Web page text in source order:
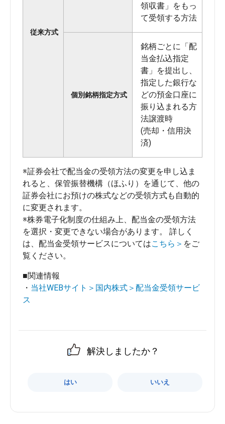
従来方式
領収書」をもっ
て受領する方法
個別銘柄指定方式
銘柄ごとに「配
当金払込指定
書」を提出し、
指定した銀行な
どの預金口座に
振り込まれる方
法譲渡時
(売却・信用決
済)
※証券会社で配当金の受領方法の変更を申し込ま
れると、保管振替機構（ほふり）を通じて、他の
証券会社にお預けの株式などの受領方式も自動的
に変更されます。
※株券電子化制度の仕組み上、配当金の受領方法
を選択・変更できない場合があります。 詳しく
は、配当金受領サービスについてはこちら＞ をご
覧ください。
■関連情報
・ 当社WEBサイト＞国内株式＞配当金受領サービ
ス
解決しましたか？
はい いいえ